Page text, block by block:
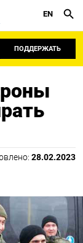
EN
ПОДДЕРЖАТЬ
28.02.2023